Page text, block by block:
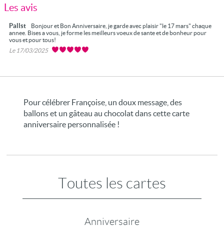
Les avis
Pallst
Bonjour et Bon Anniversaire, je garde avec plaisir "le 17 mars" chaque
annee. Bises a vous, je forme les meilleurs voeux de sante et de bonheur pour
vous et pour tous!
Le 17/03/2025
Pour célébrer Françoise, un doux message, des
ballons et un gâteau au chocolat dans cette carte
anniversaire personnalisée !
Toutes les cartes
Anniversaire